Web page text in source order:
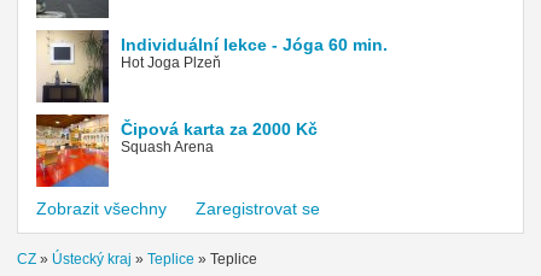
Individuální lekce - Jóga 60 min.
Hot Joga Plzeň
Čipová karta za 2000 Kč
Squash Arena
Zobrazit všechny Zaregistrovat se
CZ » Ústecký kraj » Teplice » Teplice